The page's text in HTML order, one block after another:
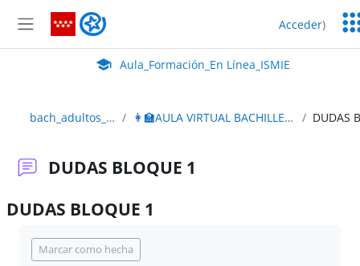
Panel lateral
Aula_Formación_En Línea_ISMIE Acceder)
Aula Virtual de EducaMadrid:
Aula_Formación_En Línea_ISMIE
bach_adultos_2edición 👩‍🏫AULA VIRTUAL BACHILLERATO ADULTOS
DUDAS BLOQUE 1
DUDAS BLOQUE 1
Marcar como hecha